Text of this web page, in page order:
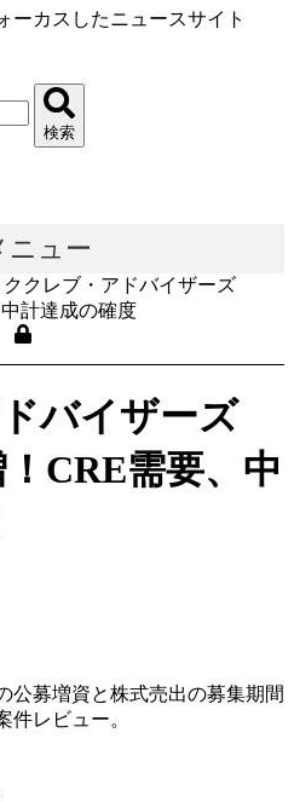
ーカスしたニュースサイト
検索
ニュー
ククレブ・アドバイザーズ
計達成の確度
バイザーズ
CRE需要、中
公募増資と株式売出の募集期間
件レビュー。